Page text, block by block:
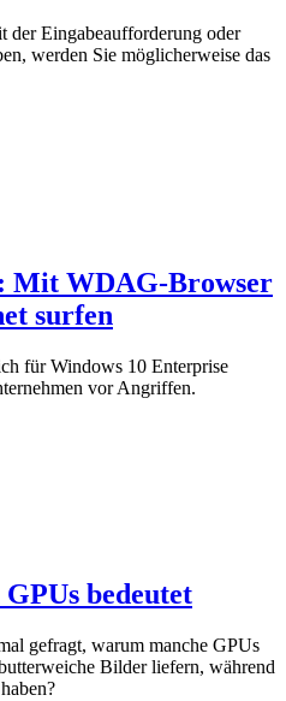
der Eingabeaufforderung oder
werden Sie möglicherweise das
Mit WDAG-Browser
surfen
für Windows 10 Enterprise
vor Angriffen.
bedeutet
gefragt, warum manche GPUs
Bilder liefern, während